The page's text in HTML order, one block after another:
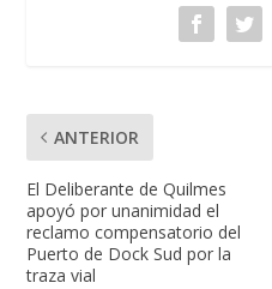
ANTERIOR
El Deliberante de Quilmes
apoyó por unanimidad el
reclamo compensatorio del
Puerto de Dock Sud por la
traza vial